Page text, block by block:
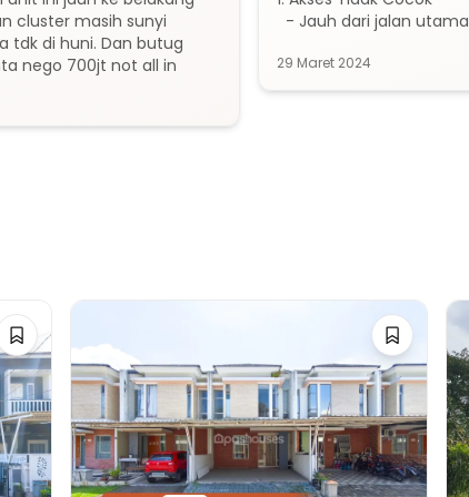
cluster masih sunyi
tdk di huni. Dan butug
nego 700jt not all in
  - Jauh dari jalan utama
29 Maret 2024